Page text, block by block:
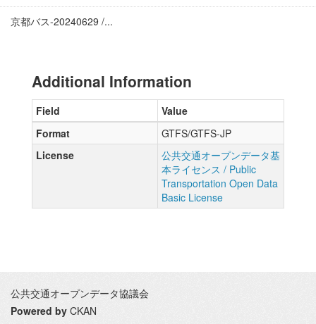
京都バス-20240629 /...
Additional Information
Field
Value
Format
GTFS/GTFS-JP
License
公共交通オープンデータ基
本ライセンス / Public
Transportation Open Data
Basic License
公共交通オープンデータ協議会
Powered by CKAN